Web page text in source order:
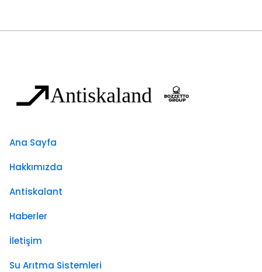
Ana Sayfa
Hakkımızda
Antiskalant
Haberler
İletişim
Su Arıtma Sistemleri